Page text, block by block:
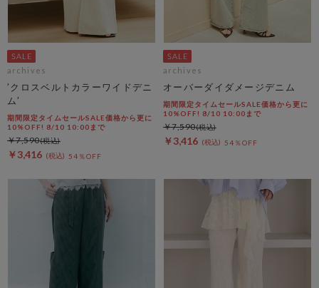
archives
’クロスベルトカラーワイドデニ
ム’
期間限定タイムセールSALE価格から更に
10%OFF! 8/10 10:00まで
￥3,416 54％OFF
￥7,590
archives
オーバーダイダメージデニム
期間限定タイムセールSALE価格から更に
10%OFF! 8/10 10:00まで
￥3,416 54％OFF
￥7,590